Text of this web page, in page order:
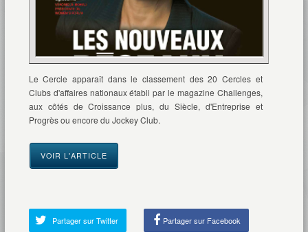
Le Cercle apparaît dans le classement des 20 Cercles et
Clubs d'affaires nationaux établi par le magazine Challenges,
aux côtés de Croissance plus, du Siècle, d'Entreprise et
Progrès ou encore du Jockey Club.
VOIR L'ARTICLE
Partager sur Twitter Partager sur Facebook